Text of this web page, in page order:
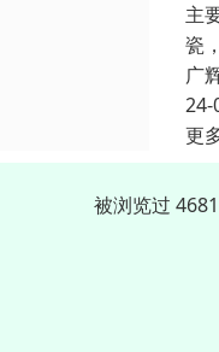
主
瓷
广
24-
更
被浏览过